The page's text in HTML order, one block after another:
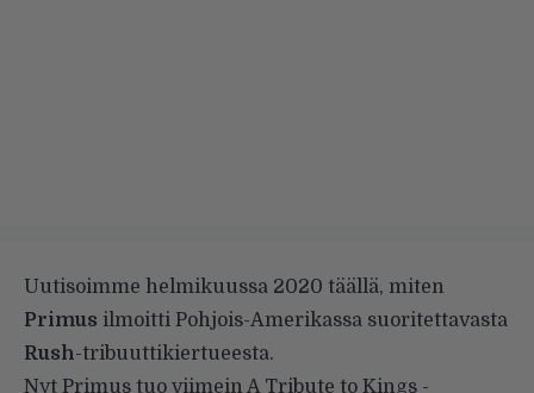
Uutisoimme helmikuussa 2020 täällä, miten
Primus ilmoitti Pohjois-Amerikassa suoritettavasta
Rush-tribuuttikiertueesta.
Nyt Primus tuo viimein A Tribute to Kings -